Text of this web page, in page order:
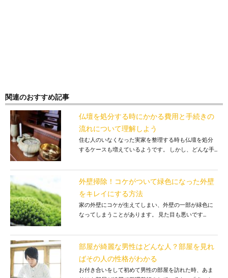
関連のおすすめ記事
仏壇を処分する時にかかる費用と手続きの
流れについて理解しよう
住む人のいなくなった実家を整理する時も仏壇を処分
するケースも増えているようです。 しかし、どんな手...
外壁掃除！コケがついて緑色になった外壁
をキレイにする方法
家の外壁にコケが生えてしまい、外壁の一部が緑色に
なってしまうことがあります。 見た目も悪いです...
部屋が綺麗な男性はどんな人？部屋を見れ
ばその人の性格がわかる
お付き合いをして初めて男性の部屋を訪れた時、あま